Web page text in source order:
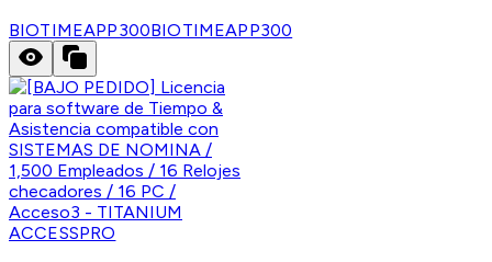
BIOTIMEAPP300BIOTIMEAPP300
ACCESSPRO